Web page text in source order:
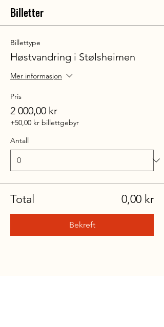
Billetter
Billettype
Høstvandring i Stølsheimen
Mer informasjon
Pris
2 000,00 kr
+50,00 kr billettgebyr
Antall
Total 0,00 kr
Bekreft